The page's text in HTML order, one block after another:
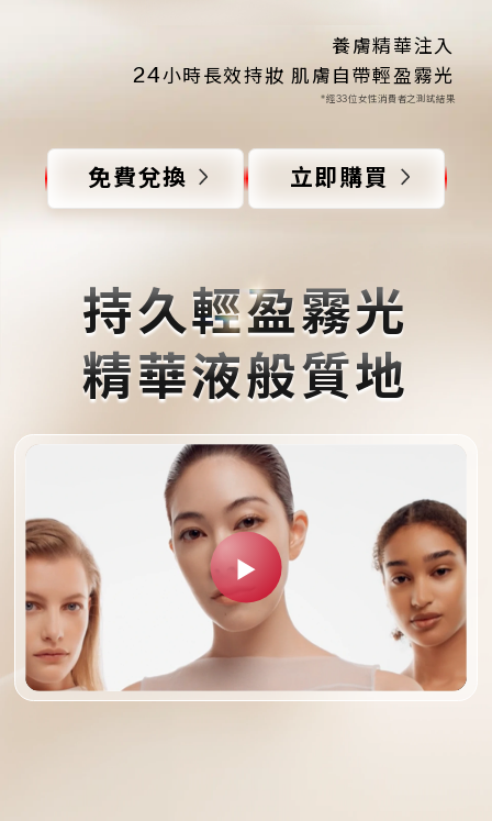
養膚精華注入
24小時長效持妝 肌膚自帶輕盈霧光
免費兌換 立即購買
*經33位女性消費者之測試結果
持久輕盈霧光
精華液般質地